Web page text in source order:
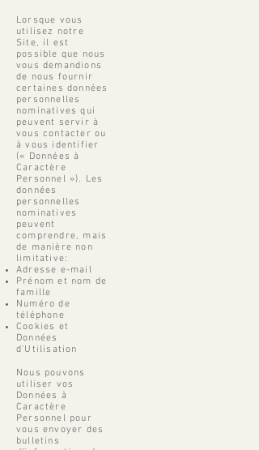
Lorsque vous
utilisez notre
Site, il est
possible que nous
vous demandions
de nous fournir
certaines données
personnelles
nominatives qui
peuvent servir à
vous contacter ou
à vous identifier
(« Données à
Caractère
Personnel »). Les
données
personnelles
nominatives
peuvent
comprendre, mais
de manière non
limitative:
Adresse e-mail
Prénom et nom de
famille
Numéro de
téléphone
Cookies et
Données
d’Utilisation
Nous pouvons
utiliser vos
Données à
Caractère
Personnel pour
vous envoyer des
bulletins